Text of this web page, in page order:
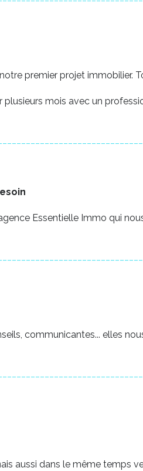
premier projet immobilier.
mois avec un
Essentielle Immo qui
communicantes... elles
aussi dans le même temps